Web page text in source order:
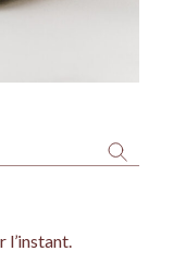
l’instant.